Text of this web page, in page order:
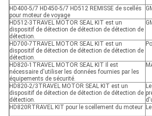
HD400-5/7 HD450-5/7 HD512 REMISSE de scellés
pour moteur de voyage
HD512-3TRAVEL MOTOR SEAL KIT est un
dispositif de détection de détection de détection de
détection.
HD700-7TRAVEL MOTOR SEAL KIT est un
dispositif de détection de détection de détection de
détection.
HD820-1TRAVEL MOTOR SEAL KIT Il est
nécessaire d'utiliser les données fournies par les
équipements de sécurité.
HD820-2/3TRAVEL MOTOR SEAL KIT est un
dispositif de détection de détection de détection de
détection.
HD820RTRAVEL KIT pour le scellement du moteur